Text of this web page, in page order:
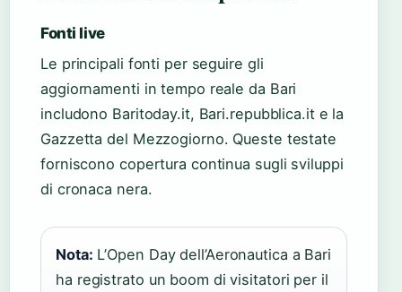
Fonti live
Le principali fonti per seguire gli
aggiornamenti in tempo reale da Bari
includono Baritoday.it, Bari.repubblica.it e la
Gazzetta del Mezzogiorno. Queste testate
forniscono copertura continua sugli sviluppi
di cronaca nera.
Nota: L’Open Day dell’Aeronautica a Bari
ha registrato un boom di visitatori per il